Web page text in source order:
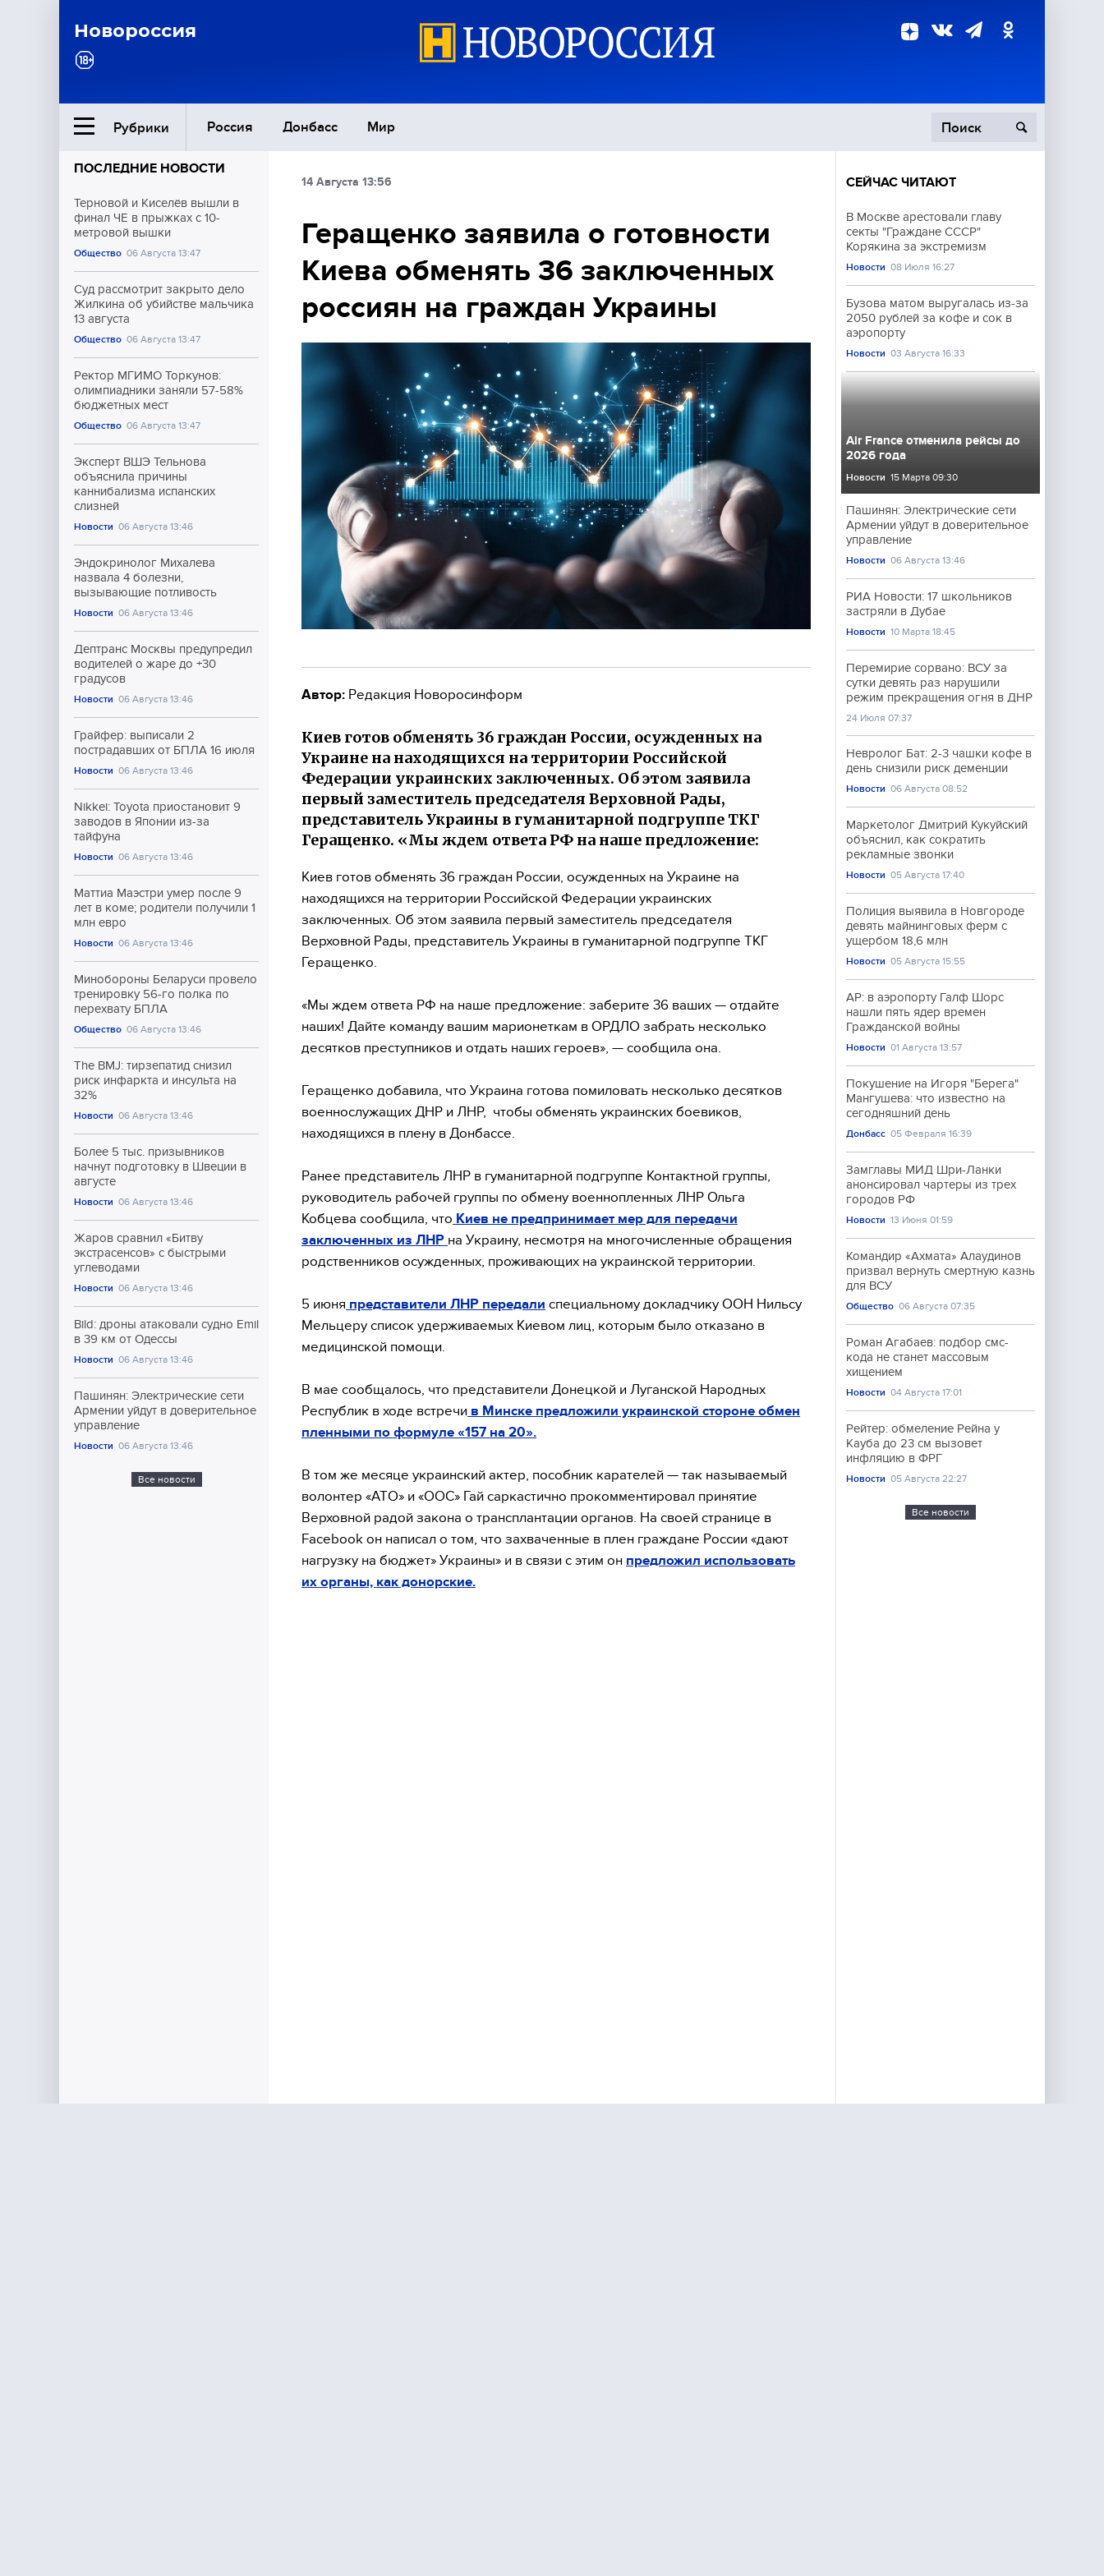
Новороссия
Рубрики Россия Донбасс Мир
Ближний Восток
Общество
Экономика
Происшествия
Культура
ПОСЛЕДНИЕ НОВОСТИ
Терновой и Киселёв вышли в
финал ЧЕ в прыжках с 10-
метровой вышки
Общество 06 Августа 13:47
Суд рассмотрит закрыто дело
Жилкина об убийстве мальчика
13 августа
Общество 06 Августа 13:47
Ректор МГИМО Торкунов:
олимпиадники заняли 57-58%
бюджетных мест
Общество 06 Августа 13:47
Эксперт ВШЭ Тельнова
объяснила причины
каннибализма испанских
слизней
Новости 06 Августа 13:46
Эндокринолог Михалева
назвала 4 болезни,
вызывающие потливость
Новости 06 Августа 13:46
Дептранс Москвы предупредил
водителей о жаре до +30
градусов
Новости 06 Августа 13:46
Грайфер: выписали 2
пострадавших от БПЛА 16 июля
Новости 06 Августа 13:46
Nikkei: Toyota приостановит 9
заводов в Японии из-за
тайфуна
Новости 06 Августа 13:46
Маттиа Маэстри умер после 9
лет в коме; родители получили 1
млн евро
Новости 06 Августа 13:46
Минобороны Беларуси провело
тренировку 56-го полка по
перехвату БПЛА
Общество 06 Августа 13:46
The BMJ: тирзепатид снизил
риск инфаркта и инсульта на
32%
Новости 06 Августа 13:46
Более 5 тыс. призывников
начнут подготовку в Швеции в
августе
Новости 06 Августа 13:46
Жаров сравнил «Битву
экстрасенсов» с быстрыми
углеводами
Новости 06 Августа 13:46
Bild: дроны атаковали судно Emil
в 39 км от Одессы
Новости 06 Августа 13:46
Пашинян: Электрические сети
Армении уйдут в доверительное
управление
Новости 06 Августа 13:46
Все новости
14 Августа 13:56
Геращенко заявила о готовности
Киева обменять 36 заключенных
россиян на граждан Украины
Автор: Редакция Новоросинформ
Киев готов обменять 36 граждан России, осужденных на
Украине на находящихся на территории Российской
Федерации украинских заключенных. Об этом заявила
первый заместитель председателя Верховной Рады,
представитель Украины в гуманитарной подгруппе ТКГ
Геращенко. «Мы ждем ответа РФ на наше предложение:
Киев готов обменять 36 граждан России, осужденных на Украине на
находящихся на территории Российской Федерации украинских
заключенных. Об этом заявила первый заместитель председателя
Верховной Рады, представитель Украины в гуманитарной подгруппе ТКГ
Геращенко.
«Мы ждем ответа РФ на наше предложение: заберите 36 ваших — отдайте
наших! Дайте команду вашим марионеткам в ОРДЛО забрать несколько
десятков преступников и отдать наших героев», — сообщила она.
Геращенко добавила, что Украина готова помиловать несколько десятков
военнослужащих ДНР и ЛНР, чтобы обменять украинских боевиков,
находящихся в плену в Донбассе.
Ранее представитель ЛНР в гуманитарной подгруппе Контактной группы,
руководитель рабочей группы по обмену военнопленных ЛНР Ольга
Кобцева сообщила, что Киев не предпринимает мер для передачи
заключенных из ЛНР на Украину, несмотря на многочисленные обращения
родственников осужденных, проживающих на украинской территории.
5 июня представители ЛНР передали специальному докладчику ООН Нильсу
Мельцеру список удерживаемых Киевом лиц, которым было отказано в
медицинской помощи.
В мае сообщалось, что представители Донецкой и Луганской Народных
Республик в ходе встречи в Минске предложили украинской стороне обмен
пленными по формуле «157 на 20».
В том же месяце украинский актер, пособник карателей — так называемый
волонтер «АТО» и «ООС» Гай саркастично прокомментировал принятие
Верховной радой закона о трансплантации органов. На своей странице в
Facebook он написал о том, что захваченные в плен граждане России «дают
нагрузку на бюджет» Украины» и в связи с этим он предложил использовать
их органы, как донорские.
СЕЙЧАС ЧИТАЮТ
В Москве арестовали главу
секты "Граждане СССР"
Корякина за экстремизм
Новости 08 Июля 16:27
Бузова матом выругалась из-за
2050 рублей за кофе и сок в
аэропорту
Новости 03 Августа 16:33
Air France отменила рейсы до
2026 года
Новости 15 Марта 09:30
Пашинян: Электрические сети
Армении уйдут в доверительное
управление
Новости 06 Августа 13:46
РИА Новости: 17 школьников
застряли в Дубае
Новости 10 Марта 18:45
Перемирие сорвано: ВСУ за
сутки девять раз нарушили
режим прекращения огня в ДНР
24 Июля 07:37
Невролог Бат: 2-3 чашки кофе в
день снизили риск деменции
Новости 06 Августа 08:52
Маркетолог Дмитрий Кукуйский
объяснил, как сократить
рекламные звонки
Новости 05 Августа 17:40
Полиция выявила в Новгороде
девять майнинговых ферм с
ущербом 18,6 млн
Новости 05 Августа 15:55
AP: в аэропорту Галф Шорс
нашли пять ядер времен
Гражданской войны
Новости 01 Августа 13:57
Покушение на Игоря "Берега"
Мангушева: что известно на
сегодняшний день
Донбасс 05 Февраля 16:39
Замглавы МИД Шри-Ланки
анонсировал чартеры из трех
городов РФ
Новости 13 Июня 01:59
Командир «Ахмата» Алаудинов
призвал вернуть смертную казнь
для ВСУ
Общество 06 Августа 07:35
Роман Агабаев: подбор смс-
кода не станет массовым
хищением
Новости 04 Августа 17:01
Рейтер: обмеление Рейна у
Кауба до 23 см вызовет
инфляцию в ФРГ
Новости 05 Августа 22:27
Все новости